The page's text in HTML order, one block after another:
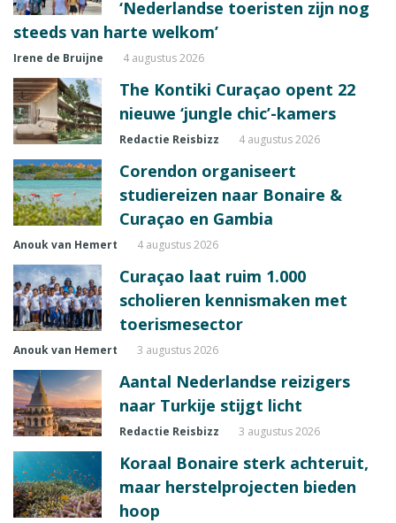
‘Nederlandse toeristen zijn nog
steeds van harte welkom’
Irene de Bruijne 4 augustus 2026
The Kontiki Curaçao opent 22
nieuwe ‘jungle chic’-kamers
Redactie Reisbizz 4 augustus 2026
Corendon organiseert
studiereizen naar Bonaire &
Curaçao en Gambia
Anouk van Hemert 4 augustus 2026
Curaçao laat ruim 1.000
scholieren kennismaken met
toerismesector
Anouk van Hemert 3 augustus 2026
Aantal Nederlandse reizigers
naar Turkije stijgt licht
Redactie Reisbizz 3 augustus 2026
Koraal Bonaire sterk achteruit,
maar herstelprojecten bieden
hoop